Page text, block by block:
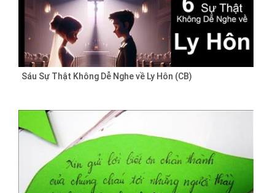
Sáu Sự Thật Không Dễ Nghe về Ly Hôn (CB)